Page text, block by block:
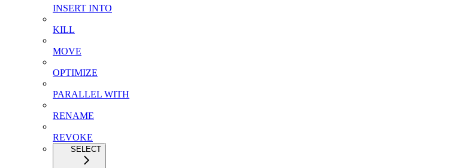
INSERT INTO
KILL
MOVE
OPTIMIZE
PARALLEL WITH
RENAME
REVOKE
SELECT